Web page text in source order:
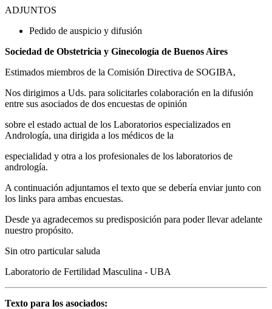
ADJUNTOS
Pedido de auspicio y difusión
Sociedad de Obstetricia y Ginecología de Buenos Aires
Estimados miembros de la Comisión Directiva de SOGIBA,
Nos dirigimos a Uds. para solicitarles colaboración en la difusión
entre sus asociados de dos encuestas de opinión
sobre el estado actual de los Laboratorios especializados en
Andrología, una dirigida a los médicos de la
especialidad y otra a los profesionales de los laboratorios de
andrología.
A continuación adjuntamos el texto que se debería enviar junto con
los links para ambas encuestas.
Desde ya agradecemos su predisposición para poder llevar adelante
nuestro propósito.
Sin otro particular saluda
Laboratorio de Fertilidad Masculina - UBA
Texto para los asociados: